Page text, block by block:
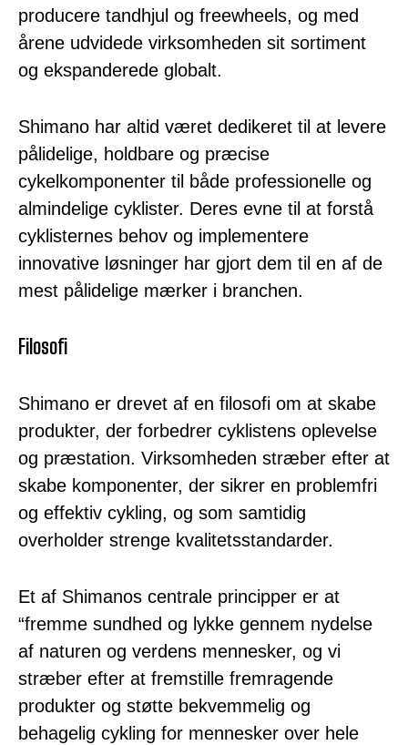
producere tandhjul og freewheels, og med
årene udvidede virksomheden sit sortiment
og ekspanderede globalt.
Shimano har altid været dedikeret til at levere
pålidelige, holdbare og præcise
cykelkomponenter til både professionelle og
almindelige cyklister. Deres evne til at forstå
cyklisternes behov og implementere
innovative løsninger har gjort dem til en af de
mest pålidelige mærker i branchen.
Filosofi
Shimano er drevet af en filosofi om at skabe
produkter, der forbedrer cyklistens oplevelse
og præstation. Virksomheden stræber efter at
skabe komponenter, der sikrer en problemfri
og effektiv cykling, og som samtidig
overholder strenge kvalitetsstandarder.
Et af Shimanos centrale principper er at
“fremme sundhed og lykke gennem nydelse
af naturen og verdens mennesker, og vi
stræber efter at fremstille fremragende
produkter og støtte bekvemmelig og
behagelig cykling for mennesker over hele